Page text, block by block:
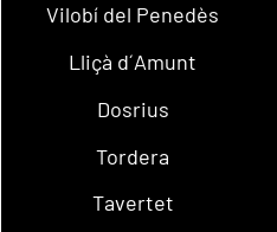
Vilobí del Penedès
Lliçà d´Amunt
Dosrius
Tordera
Tavertet